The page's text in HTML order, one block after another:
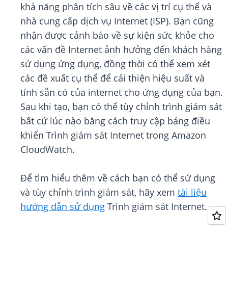
khả năng phân tích sâu về các vị trí cụ thể và
nhà cung cấp dịch vụ Internet (ISP). Bạn cũng
nhận được cảnh báo về sự kiện sức khỏe cho
các vấn đề Internet ảnh hưởng đến khách hàng
sử dụng ứng dụng, đồng thời có thể xem xét
các đề xuất cụ thể để cải thiện hiệu suất và
tính sẵn có của internet cho ứng dụng của bạn.
Sau khi tạo, bạn có thể tùy chỉnh trình giám sát
bất cứ lúc nào bằng cách truy cập bảng điều
khiển Trình giám sát Internet trong Amazon
CloudWatch.
Để tìm hiểu thêm về cách bạn có thể sử dụng
và tùy chỉnh trình giám sát, hãy xem tài liệu
hướng dẫn sử dụng Trình giám sát Internet.